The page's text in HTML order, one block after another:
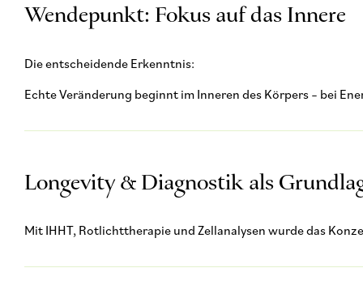
Wendepunkt: Fokus auf das Innere
Die entscheidende Erkenntnis:
Echte Veränderung beginnt im Inneren des Körpers – bei
Longevity & Diagnostik als
Mit IHHT, Rotlichttherapie und Zellanalysen wurde das